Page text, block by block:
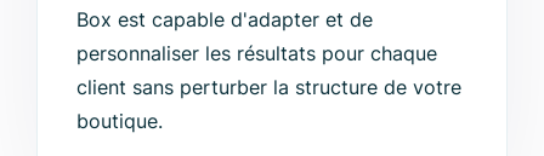
Box est capable d'adapter et de
personnaliser les résultats pour chaque
client sans perturber la structure de votre
boutique.